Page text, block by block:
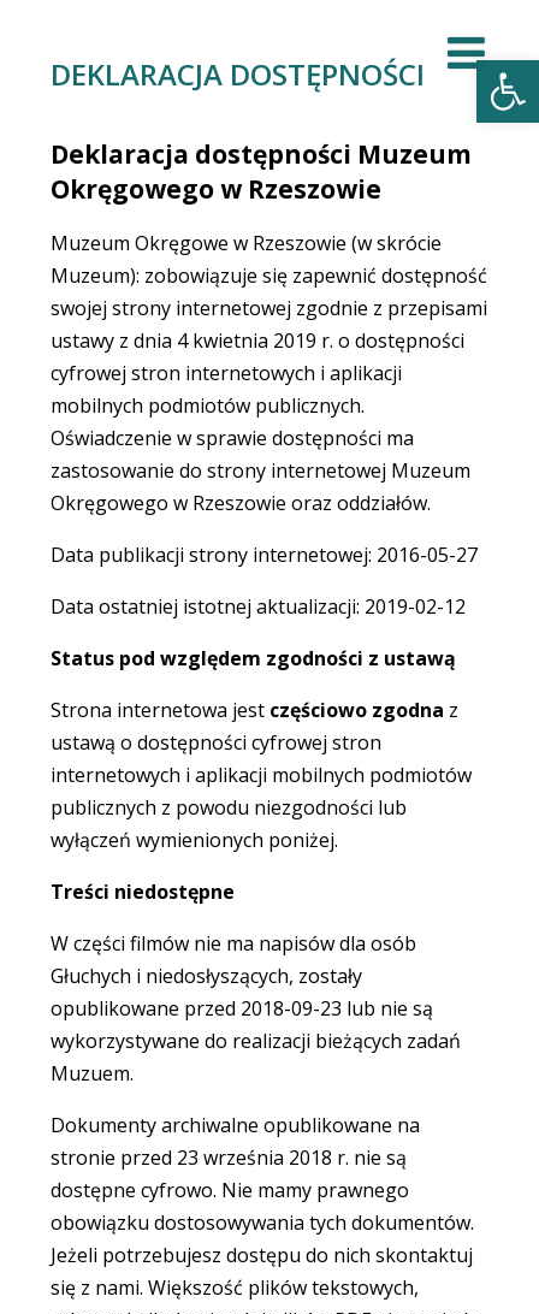
DEKLARACJA DOSTĘPNOŚCI
Deklaracja dostępności Muzeum
Okręgowego w Rzeszowie
Muzeum Okręgowe w Rzeszowie (w skrócie
Muzeum): zobowiązuje się zapewnić dostępność
swojej strony internetowej zgodnie z przepisami
ustawy z dnia 4 kwietnia 2019 r. o dostępności
cyfrowej stron internetowych i aplikacji
mobilnych podmiotów publicznych.
Oświadczenie w sprawie dostępności ma
zastosowanie do strony internetowej Muzeum
Okręgowego w Rzeszowie oraz oddziałów.
Data publikacji strony internetowej: 2016-05-27
Data ostatniej istotnej aktualizacji: 2019-02-12
Status pod względem zgodności z ustawą
Strona internetowa jest częściowo zgodna z
ustawą o dostępności cyfrowej stron
internetowych i aplikacji mobilnych podmiotów
publicznych z powodu niezgodności lub
wyłączeń wymienionych poniżej.
Treści niedostępne
W części filmów nie ma napisów dla osób
Głuchych i niedosłyszących, zostały
opublikowane przed 2018-09-23 lub nie są
wykorzystywane do realizacji bieżących zadań
Muzuem.
Dokumenty archiwalne opublikowane na
stronie przed 23 września 2018 r. nie są
dostępne cyfrowo. Nie mamy prawnego
obowiązku dostosowywania tych dokumentów.
Jeżeli potrzebujesz dostępu do nich skontaktuj
się z nami. Większość plików tekstowych,